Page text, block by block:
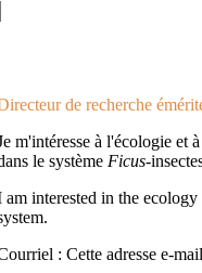
de recherche
m'intéresse à l'écologie et
le système Ficus-
am interested in the
: Cette adresse e-